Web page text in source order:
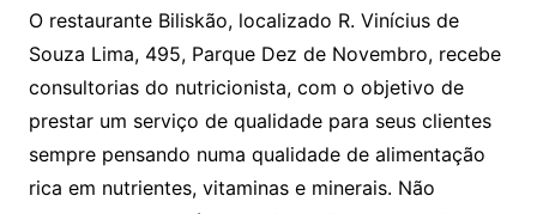
O restaurante Biliskão, localizado R. Vinícius de
Souza Lima, 495, Parque Dez de Novembro, recebe
consultorias do nutricionista, com o objetivo de
prestar um serviço de qualidade para seus clientes
sempre pensando numa qualidade de alimentação
rica em nutrientes, vitaminas e minerais. Não